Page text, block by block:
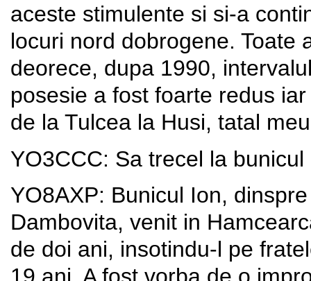
aceste stimulente si si-a
locuri nord dobrogene. Toate
deorece, dupa 1990,
posesie a fost foarte redus
de la Tulcea la Husi, tatal
YO3CCC: Sa trecel la
YO8AXP: Bunicul Ion,
Dambovita, venit in
de doi ani, insotindu-l pe